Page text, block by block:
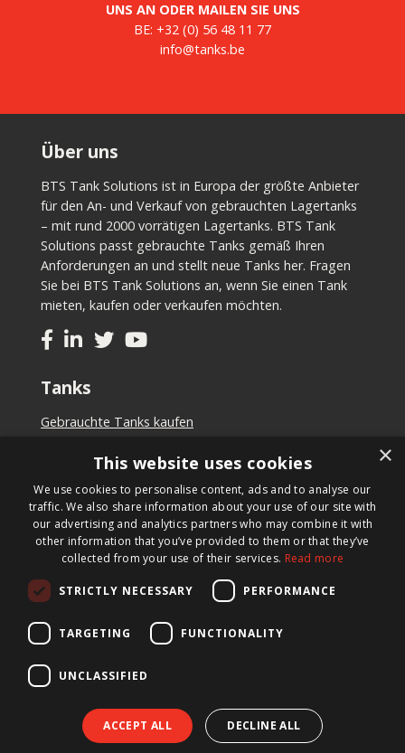
UNS AN ODER MAILEN SIE UNS
BE: +32 (0) 56 48 11 77
info@tanks.be
Über uns
BTS Tank Solutions ist in Europa der größte Anbieter
für den An- und Verkauf von gebrauchten Lagertanks
– mit rund 2000 vorrätigen Lagertanks. BTS Tank
Solutions passt gebrauchte Tanks gemäß Ihren
Anforderungen an und stellt neue Tanks her. Fragen
Sie bei BTS Tank Solutions an, wenn Sie einen Tank
mieten, kaufen oder verkaufen möchten.
Tanks
Gebrauchte Tanks kaufen
Tank mieten
Tanks verkaufen
Maßgeschneiderter Tank
Newsletter
Schreiben Sie sich für unseren Newsletter ein und wir
informieren Sie über neue Produkte, wichtige
Neuigkeiten und tolle Angebote.
© 2026 BTS Tank Solutions
×
This website uses cookies
We use cookies to personalise content, ads and to analyse our
traffic. We also share information about your use of our site with
our advertising and analytics partners who may combine it with
other information that you’ve provided to them or that they’ve
collected from your use of their services. Read more
STRICTLY NECESSARY PERFORMANCE
TARGETING FUNCTIONALITY
UNCLASSIFIED
ACCEPT ALL DECLINE ALL